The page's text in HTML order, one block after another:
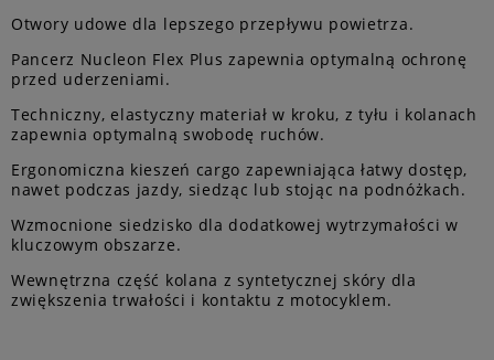
Otwory udowe dla lepszego przepływu powietrza.
Pancerz Nucleon Flex Plus zapewnia optymalną ochronę
przed uderzeniami.
Techniczny, elastyczny materiał w kroku, z tyłu i kolanach
zapewnia optymalną swobodę ruchów.
Ergonomiczna kieszeń cargo zapewniająca łatwy dostęp,
nawet podczas jazdy, siedząc lub stojąc na podnóżkach.
Wzmocnione siedzisko dla dodatkowej wytrzymałości w
kluczowym obszarze.
Wewnętrzna część kolana z syntetycznej skóry dla
zwiększenia trwałości i kontaktu z motocyklem.